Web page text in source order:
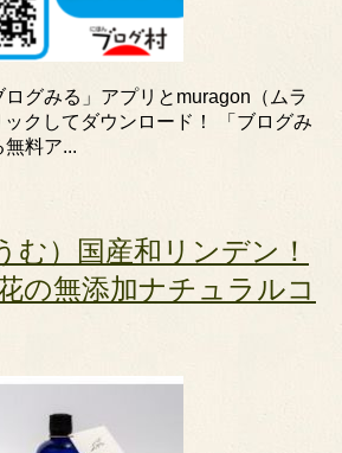
グみる」アプリとmuragon（ムラ
クしてダウンロード！ 「ブログみ
無料ア...
む）国産和リンデン！
の無添加ナチュラルコ